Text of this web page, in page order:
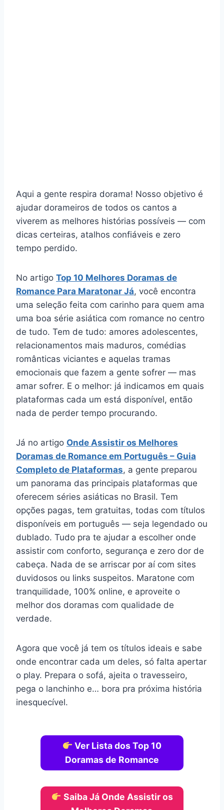
Aqui a gente respira dorama! Nosso objetivo é
ajudar dorameiros de todos os cantos a
viverem as melhores histórias possíveis — com
dicas certeiras, atalhos confiáveis e zero
tempo perdido.
No artigo Top 10 Melhores Doramas de
Romance Para Maratonar Já, você encontra
uma seleção feita com carinho para quem ama
uma boa série asiática com romance no centro
de tudo. Tem de tudo: amores adolescentes,
relacionamentos mais maduros, comédias
românticas viciantes e aquelas tramas
emocionais que fazem a gente sofrer — mas
amar sofrer. E o melhor: já indicamos em quais
plataformas cada um está disponível, então
nada de perder tempo procurando.
Já no artigo Onde Assistir os Melhores
Doramas de Romance em Português – Guia
Completo de Plataformas, a gente preparou
um panorama das principais plataformas que
oferecem séries asiáticas no Brasil. Tem
opções pagas, tem gratuitas, todas com títulos
disponíveis em português — seja legendado ou
dublado. Tudo pra te ajudar a escolher onde
assistir com conforto, segurança e zero dor de
cabeça. Nada de se arriscar por aí com sites
duvidosos ou links suspeitos. Maratone com
tranquilidade, 100% online, e aproveite o
melhor dos doramas com qualidade de
verdade.
Agora que você já tem os títulos ideais e sabe
onde encontrar cada um deles, só falta apertar
o play. Prepara o sofá, ajeita o travesseiro,
pega o lanchinho e… bora pra próxima história
inesquecível.
Ver Lista dos Top 10
Doramas de Romance
Saiba Já Onde Assistir os